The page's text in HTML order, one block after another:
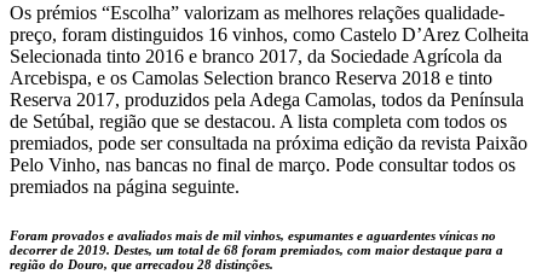
Os prémios “Escolha” valorizam as melhores relações qualidade-
preço, foram distinguidos 16 vinhos, como Castelo D’Arez Colheita
Selecionada tinto 2016 e branco 2017, da Sociedade Agrícola da
Arcebispa, e os Camolas Selection branco Reserva 2018 e tinto
Reserva 2017, produzidos pela Adega Camolas, todos da Península
de Setúbal, região que se destacou. A lista completa com todos os
premiados, pode ser consultada na próxima edição da revista Paixão
Pelo Vinho, nas bancas no final de março. Pode consultar todos os
premiados na página seguinte.
Foram provados e avaliados mais de mil vinhos, espumantes e aguardentes vínicas no
decorrer de 2019. Destes, um total de 68 foram premiados, com maior destaque para a
região do Douro, que arrecadou 28 distinções.